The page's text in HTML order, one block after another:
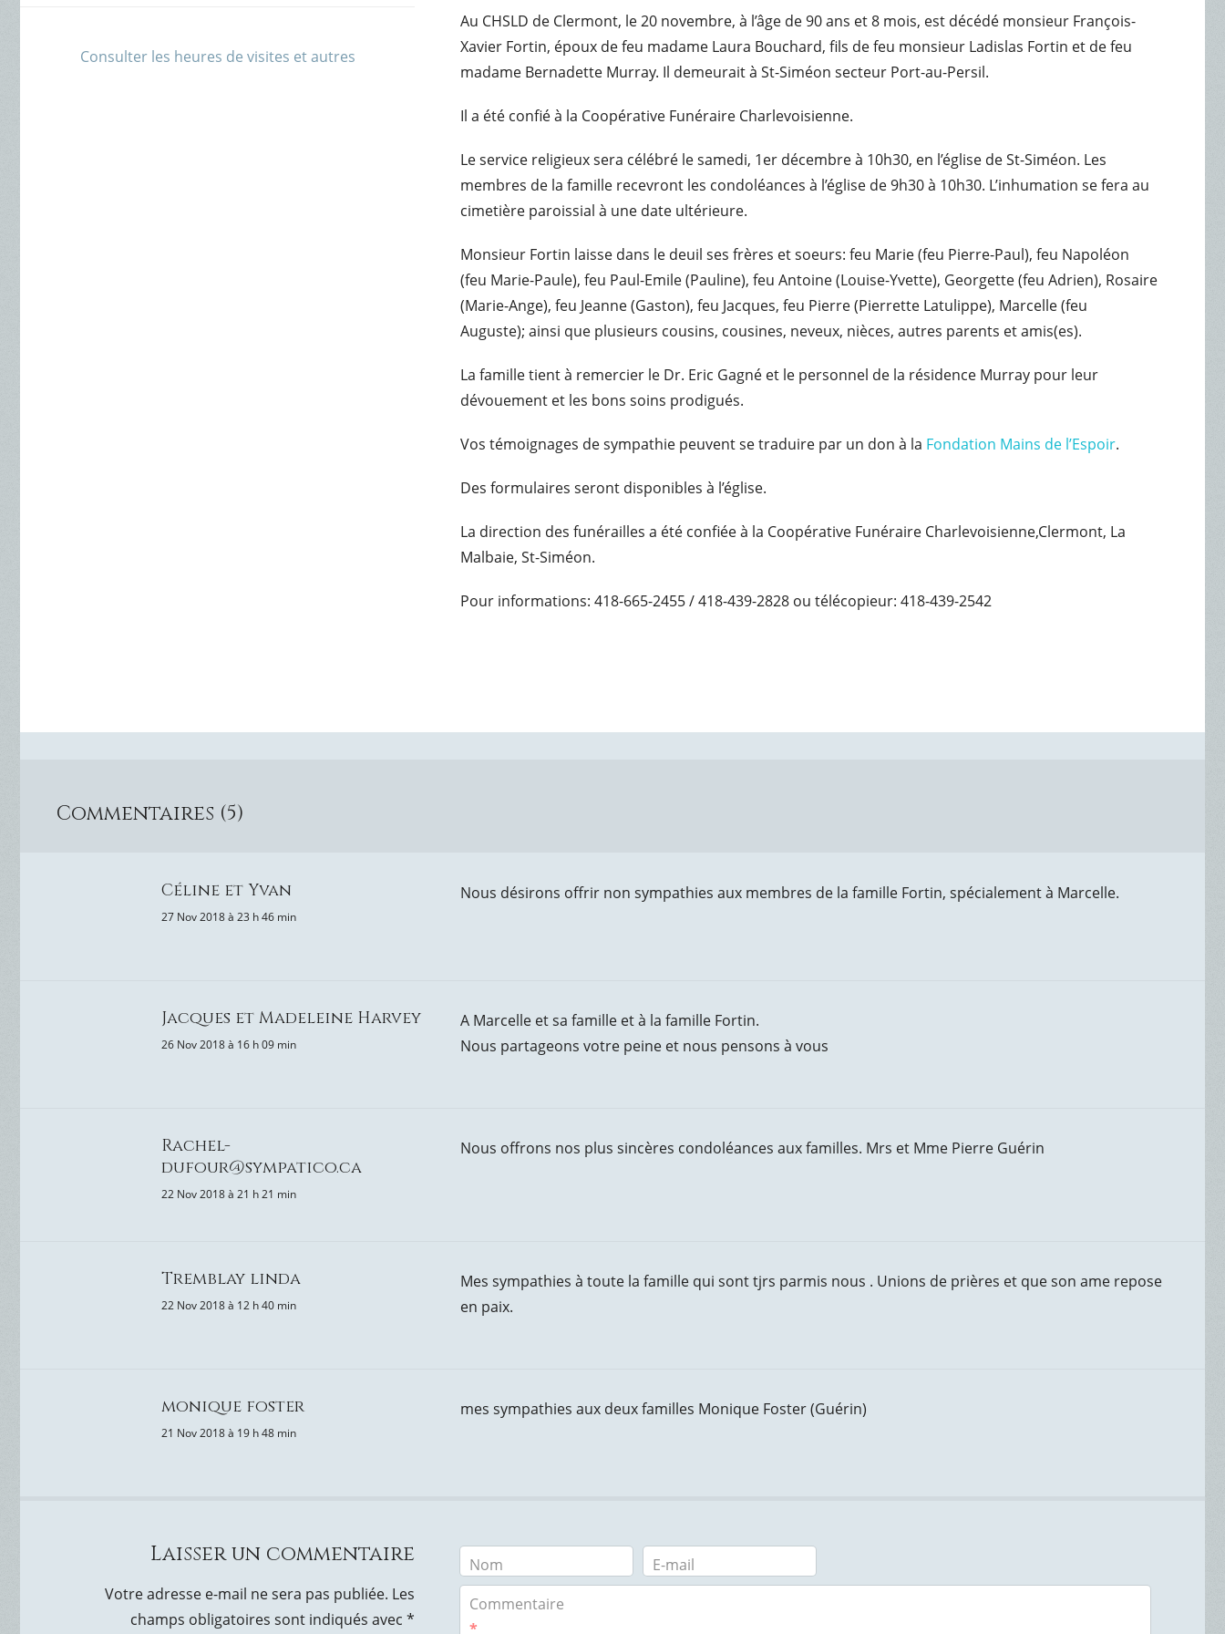
Consulter les heures de visites et autres
Au CHSLD de Clermont, le 20 novembre, à l’âge de 90 ans et 8 mois, est décédé monsieur François-
Xavier Fortin, époux de feu madame Laura Bouchard, fils de feu monsieur Ladislas Fortin et de feu
madame Bernadette Murray. Il demeurait à St-Siméon secteur Port-au-Persil.
Il a été confié à la Coopérative Funéraire Charlevoisienne.
Le service religieux sera célébré le samedi, 1er décembre à 10h30, en l’église de St-Siméon. Les
membres de la famille recevront les condoléances à l’église de 9h30 à 10h30. L’inhumation se fera au
cimetière paroissial à une date ultérieure.
Monsieur Fortin laisse dans le deuil ses frères et soeurs: feu Marie (feu Pierre-Paul), feu Napoléon
(feu Marie-Paule), feu Paul-Emile (Pauline), feu Antoine (Louise-Yvette), Georgette (feu Adrien), Rosaire
(Marie-Ange), feu Jeanne (Gaston), feu Jacques, feu Pierre (Pierrette Latulippe), Marcelle (feu
Auguste); ainsi que plusieurs cousins, cousines, neveux, nièces, autres parents et amis(es).
La famille tient à remercier le Dr. Eric Gagné et le personnel de la résidence Murray pour leur
dévouement et les bons soins prodigués.
Vos témoignages de sympathie peuvent se traduire par un don à la Fondation Mains de l’Espoir.
Des formulaires seront disponibles à l’église.
La direction des funérailles a été confiée à la Coopérative Funéraire Charlevoisienne,Clermont, La
Malbaie, St-Siméon.
Pour informations: 418-665-2455 / 418-439-2828 ou télécopieur: 418-439-2542
Commentaires (5)
Céline et Yvan
27 Nov 2018 à 23 h 46 min
Nous désirons offrir non sympathies aux membres de la famille Fortin, spécialement à Marcelle.
Jacques et Madeleine Harvey
26 Nov 2018 à 16 h 09 min
A Marcelle et sa famille et à la famille Fortin.
Nous partageons votre peine et nous pensons à vous
Rachel-
dufour@sympatico.ca
22 Nov 2018 à 21 h 21 min
Nous offrons nos plus sincères condoléances aux familles. Mrs et Mme Pierre Guérin
Tremblay linda
22 Nov 2018 à 12 h 40 min
Mes sympathies à toute la famille qui sont tjrs parmis nous . Unions de prières et que son ame repose
en paix.
monique foster
21 Nov 2018 à 19 h 48 min
mes sympathies aux deux familles Monique Foster (Guérin)
Laisser un commentaire
Votre adresse e-mail ne sera pas publiée. Les
champs obligatoires sont indiqués avec *
Nom
E-mail
Commentaire
*